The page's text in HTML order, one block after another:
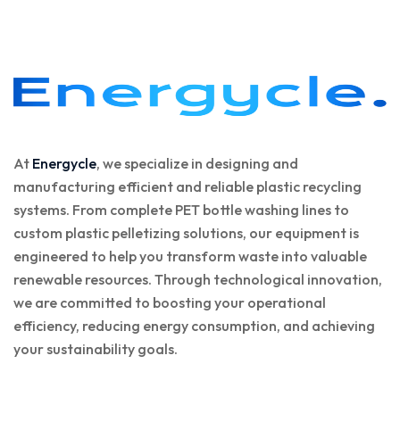
At Energycle, we specialize in designing and
manufacturing efficient and reliable plastic recycling
systems. From complete PET bottle washing lines to
custom plastic pelletizing solutions, our equipment is
engineered to help you transform waste into valuable
renewable resources. Through technological innovation,
we are committed to boosting your operational
efficiency, reducing energy consumption, and achieving
your sustainability goals.